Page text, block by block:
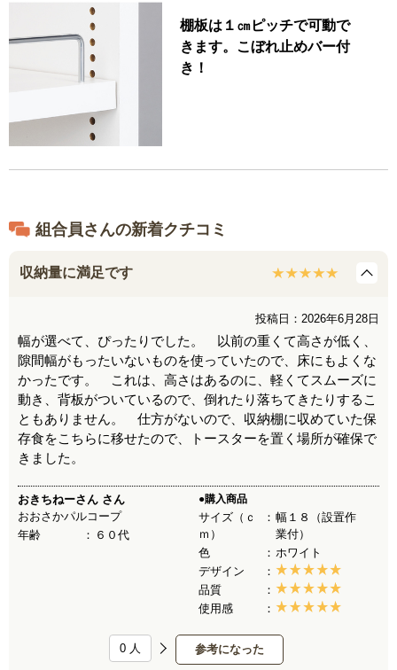
棚板は１㎝ピッチで可動で
きます。こぼれ止めバー付
き！
組合員さんの新着クチコミ
収納量に満足です
投稿日：2026年6月28日
幅が選べて、ぴったりでした。 以前の重くて高さが低く、
隙間幅がもったいないものを使っていたので、床にもよくな
かったです。 これは、高さはあるのに、軽くてスムーズに
動き、背板がついているので、倒れたり落ちてきたりするこ
ともありません。 仕方がないので、収納棚に収めていた保
存食をこちらに移せたので、トースターを置く場所が確保で
きました。
おきちねーさん さん
おおさかパルコープ
年齢
６０代
●購入商品
サイズ（ｃ
ｍ）
幅１８（設置作
業付）
色
ホワイト
デザイン
品質
使用感
参考になった
0 人